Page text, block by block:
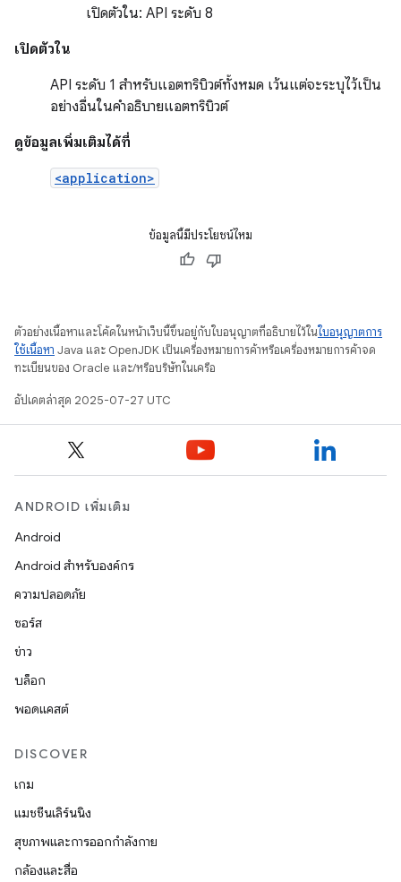
เปิดตัวใน: API ระดับ 8
เปิดตัวใน
API ระดับ 1 สำหรับแอตทริบิวต์ทั้งหมด เว้นแต่จะระบุไว้เป็น
อย่างอื่นในคำอธิบายแอตทริบิวต์
ดูข้อมูลเพิ่มเติมได้ที่
<application>
ข้อมูลนี้มีประโยชน์ไหม
ตัวอย่างเนื้อหาและโค้ดในหน้าเว็บนี้ขึ้นอยู่กับใบอนุญาตที่อธิบายไว้ในใบอนุญาตการ
ใช้เนื้อหา Java และ OpenJDK เป็นเครื่องหมายการค้าหรือเครื่องหมายการค้าจด
ทะเบียนของ Oracle และ/หรือบริษัทในเครือ
อัปเดตล่าสุด 2025-07-27 UTC
ANDROID เพิ่มเติม
Android
Android สำหรับองค์กร
ความปลอดภัย
ซอร์ส
ข่าว
บล็อก
พอดแคสต์
DISCOVER
เกม
แมชชีนเลิร์นนิง
สุขภาพและการออกกำลังกาย
กล้องและสื่อ